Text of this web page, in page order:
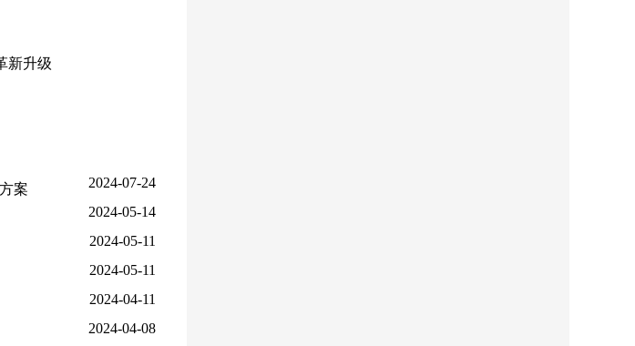
新升级
案 2024-07-24
2024-05-14
2024-05-11
2024-05-11
2024-04-11
2024-04-08